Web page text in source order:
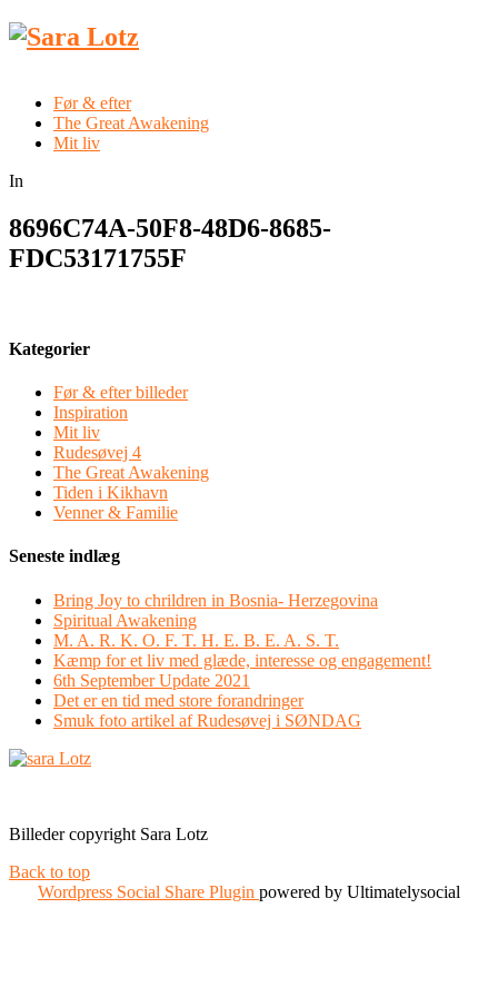
Før & efter
The Great Awakening
Mit liv
In
8696C74A-50F8-48D6-8685-
FDC53171755F
Kategorier
Før & efter billeder
Inspiration
Mit liv
Rudesøvej 4
The Great Awakening
Tiden i Kikhavn
Venner & Familie
Seneste indlæg
Bring Joy to chrildren in Bosnia- Herzegovina
Spiritual Awakening
M. A. R. K. O. F. T. H. E. B. E. A. S. T.
Kæmp for et liv med glæde, interesse og engagement!
6th September Update 2021
Det er en tid med store forandringer
Smuk foto artikel af Rudesøvej i SØNDAG
Billeder copyright Sara Lotz
Back to top
Wordpress Social Share Plugin powered by Ultimatelysocial